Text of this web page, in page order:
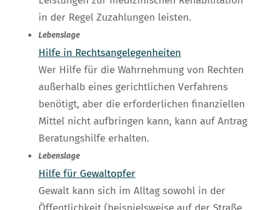
in der Regel Zuzahlungen leisten.
Lebenslage
Hilfe in Rechtsangelegenheiten
Wer Hilfe für die Wahrnehmung von Rechten
außerhalb eines gerichtlichen Verfahrens
benötigt, aber die erforderlichen finanziellen
Mittel nicht aufbringen kann, kann auf Antrag
Beratungshilfe erhalten.
Lebenslage
Hilfe für Gewaltopfer
Gewalt kann sich im Alltag sowohl in der